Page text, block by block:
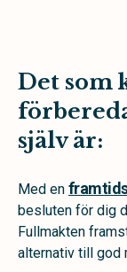
Det som
själv är:
Med en
besluten för dig
Fullmakten
alternativ till god